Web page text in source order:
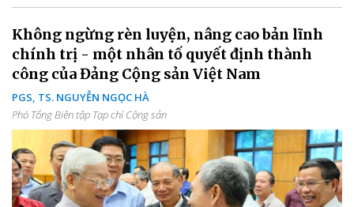
Không ngừng rèn luyện, nâng cao bản lĩnh
chính trị - một nhân tố quyết định thành
công của Đảng Cộng sản Việt Nam
PGS, TS. NGUYỄN NGỌC HÀ
Phó Tổng Biên tập Tạp chí Cộng sản